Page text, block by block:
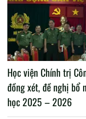
Học viện Chính trị
đồng xét, đề nghị bổ
học 2025 – 2026